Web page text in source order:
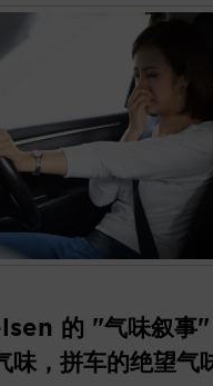
的 "气味叙事"
味，拼车的绝望气